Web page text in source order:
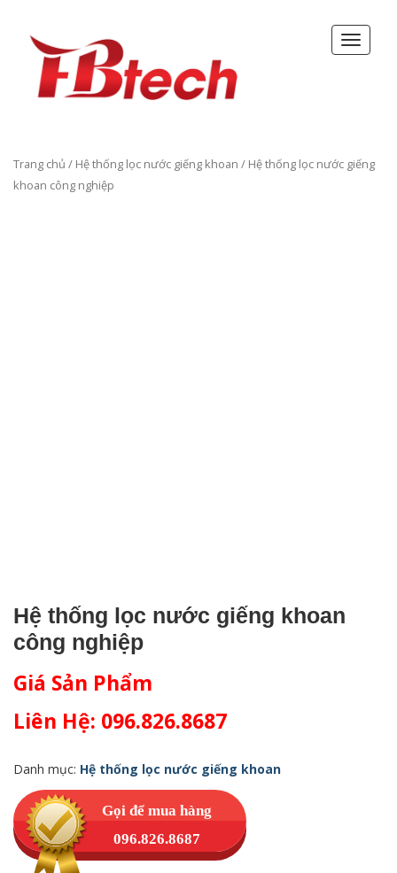
Trang chủ / Hệ thống lọc nước giếng khoan / Hệ thống lọc nước giếng
khoan công nghiệp
Hệ thống lọc nước giếng khoan
công nghiệp
Giá Sản Phẩm
Liên Hệ: 096.826.8687
Danh mục: Hệ thống lọc nước giếng khoan
Gọi để mua hàng
096.826.8687